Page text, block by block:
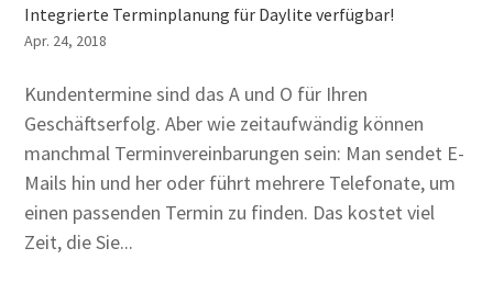
Integrierte Terminplanung für Daylite verfügbar!
Apr. 24, 2018
Kundentermine sind das A und O für Ihren
Geschäftserfolg. Aber wie zeitaufwändig können
manchmal Terminvereinbarungen sein: Man sendet E-
Mails hin und her oder führt mehrere Telefonate, um
einen passenden Termin zu finden. Das kostet viel
Zeit, die Sie...